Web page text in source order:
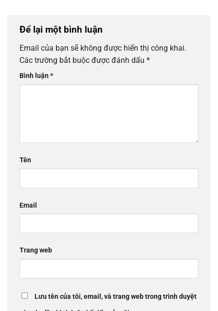
Để lại một bình luận
Email của bạn sẽ không được hiển thị công khai.
Các trường bắt buộc được đánh dấu *
Bình luận*
Tên
Email
Trang web
Lưu tên của tôi, email, và trang web trong trình duyệt